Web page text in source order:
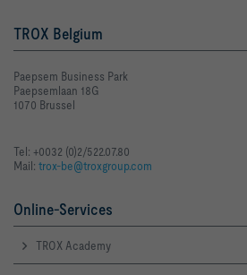
TROX Belgium
Paepsem Business Park
Paepsemlaan 18G
1070 Brussel
Tel: +0032 (0)2/522.07.80
Mail: trox-be@troxgroup.com
Online-Services
TROX Academy